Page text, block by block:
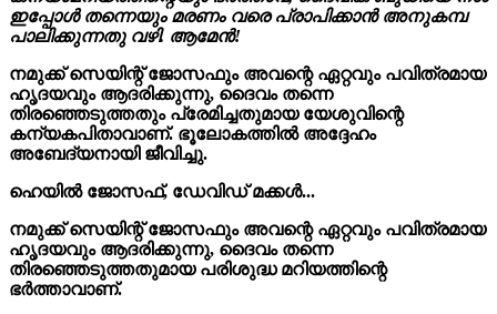
ഇപ്പോൾ തന്നെയും മരണം വരെ പ്രാപിക്കാൻ അനുകമ്പ
പാലിക്കുന്നതു വഴി. ആമേന്‍!
നമുക്ക് സെയിന്റ് ജോസഫും അവന്റെ ഏറ്റവും പവിത്രമായ
ഹൃദയവും ആദരിക്കുന്നു, ദൈവം തന്നെ
തിരഞ്ഞെടുത്തതും പ്രേമിച്ചതുമായ യേശുവിന്റെ
കന്യകപിതാവാണ്. ഭൂലോകത്തിൽ അദ്ദേഹം
അബേദ്യനായി ജീവിച്ചു.
ഹെയിൽ ജോസഫ്, ഡേവിഡ് മക്കൾ...
നമുക്ക് സെയിന്റ് ജോസഫും അവന്റെ ഏറ്റവും പവിത്രമായ
ഹൃദയവും ആദരിക്കുന്നു, ദൈവം തന്നെ
തിരഞ്ഞെടുത്തതുമായ പരിശുദ്ധ മറിയത്തിന്റെ
ഭർത്താവാണ്.